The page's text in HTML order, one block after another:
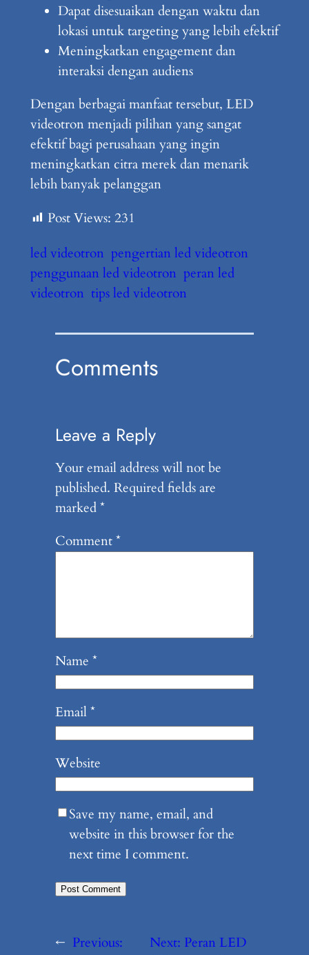
Dapat disesuaikan dengan waktu dan
lokasi untuk targeting yang lebih efektif
Meningkatkan engagement dan
interaksi dengan audiens
Dengan berbagai manfaat tersebut, LED
videotron menjadi pilihan yang sangat
efektif bagi perusahaan yang ingin
meningkatkan citra merek dan menarik
lebih banyak pelanggan
Post Views: 231
led videotron pengertian led videotron
penggunaan led videotron peran led
videotron tips led videotron
Comments
Leave a Reply
Your email address will not be
published. Required fields are
marked*
Comment*
Name *
Email*
Website
Save my name, email, and
website in this browser for the
next time I comment.
← Previous:
Next: Peran LED